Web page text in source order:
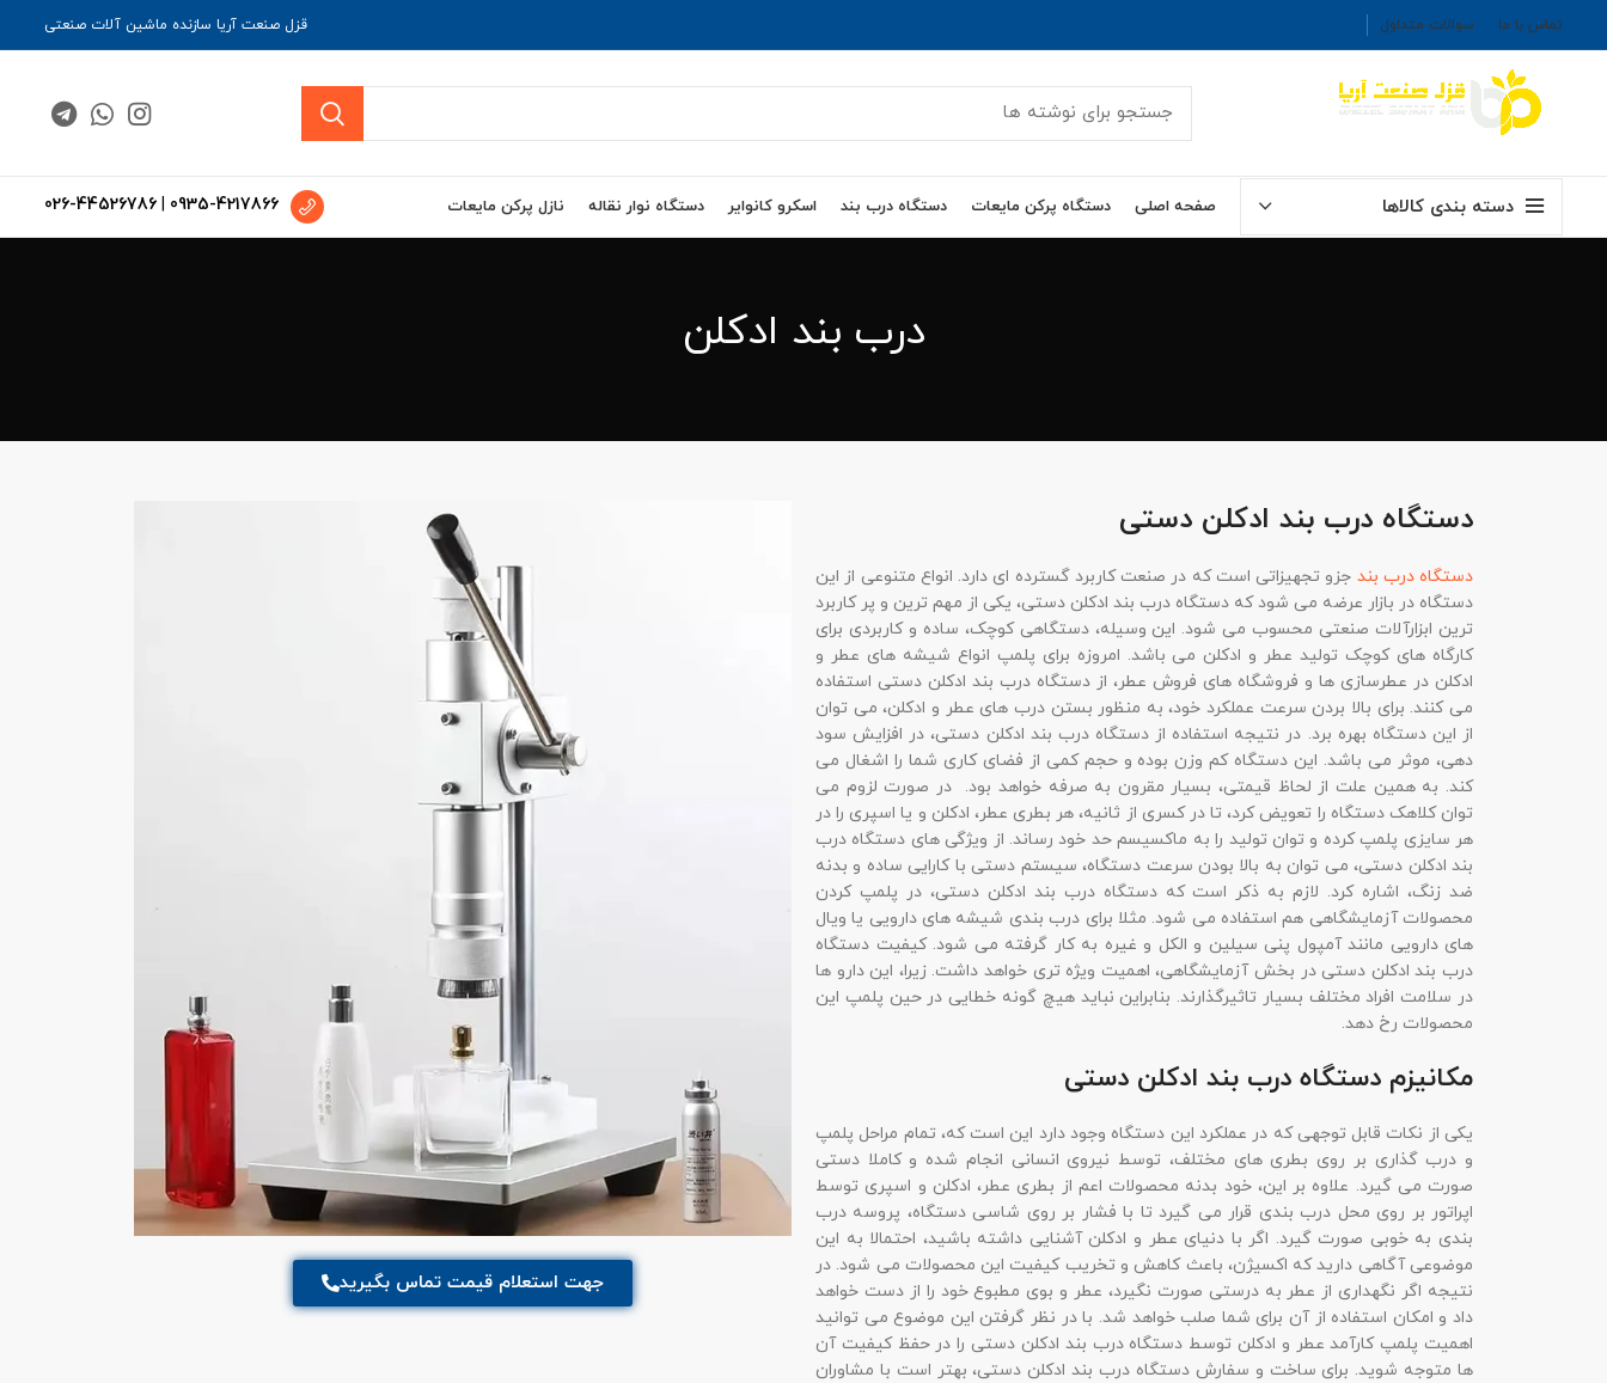
تماس با ما سوالات متداول قزل صنعت آریا سازنده ماشین آلات صنعتی
دسته بندی کالاها صفحه اصلی دستگاه پرکن مایعات دستگاه درب بند اسکرو کانوایر دستگاه نوار نقاله نازل پرکن مایعات 0935-4217866
|
026-44526786
درب بند ادکلن
دستگاه درب بند ادکلن دستی
دستگاه درب بند جزو تجهیزاتی است که در صنعت کاربرد گسترده ای دارد. انواع متنوعی از این
دستگاه در بازار عرضه می شود که دستگاه درب بند ادکلن دستی، یکی از مهم ترین و پر کاربرد
ترین ابزارآلات صنعتی محسوب می شود. این وسیله، دستگاهی کوچک، ساده و کاربردی برای
کارگاه های کوچک تولید عطر و ادکلن می باشد. امروزه برای پلمپ انواع شیشه های عطر و
ادکلن در عطرسازی ها و فروشگاه های فروش عطر، از دستگاه درب بند ادکلن دستی استفاده
می کنند. برای بالا بردن سرعت عملکرد خود، به منظور بستن درب های عطر و ادکلن، می توان
از این دستگاه بهره برد. در نتیجه استفاده از دستگاه درب بند ادکلن دستی، در افزایش سود
دهی، موثر می باشد. این دستگاه کم وزن بوده و حجم کمی از فضای کاری شما را اشغال می
کند. به همین علت از لحاظ قیمتی، بسیار مقرون به صرفه خواهد بود. در صورت لزوم می
توان کلاهک دستگاه را تعویض کرد، تا در کسری از ثانیه، هر بطری عطر، ادکلن و یا اسپری را در
هر سایزی پلمپ کرده و توان تولید را به ماکسیسم حد خود رساند. از ویژگی های دستگاه درب
بند ادکلن دستی، می توان به بالا بودن سرعت دستگاه، سیستم دستی با کارایی ساده و بدنه
ضد زنگ، اشاره کرد. لازم به ذکر است که دستگاه درب بند ادکلن دستی، در پلمپ کردن
محصولات آزمایشگاهی هم استفاده می شود. مثلا برای درب بندی شیشه های دارویی یا ویال
های دارویی مانند آمپول پنی سیلین و الکل و غیره به کار گرفته می شود. کیفیت دستگاه
درب بند ادکلن دستی در بخش آزمایشگاهی، اهمیت ویژه تری خواهد داشت. زیرا، این دارو ها
در سلامت افراد مختلف بسیار تاثیرگذارند. بنابراین نباید هیچ گونه خطایی در حین پلمپ این
محصولات رخ دهد.
مکانیزم دستگاه درب بند ادکلن دستی
یکی از نکات قابل توجهی که در عملکرد این دستگاه وجود دارد این است که، تمام مراحل پلمپ
و درب گذاری بر روی بطری های مختلف، توسط نیروی انسانی انجام شده و کاملا دستی
صورت می گیرد. علاوه بر این، خود بدنه محصولات اعم از بطری عطر، ادکلن و اسپری توسط
اپراتور بر روی محل درب بندی قرار می گیرد تا با فشار بر روی شاسی دستگاه، پروسه درب
بندی به خوبی صورت گیرد. اگر با دنیای عطر و ادکلن آشنایی داشته باشید، احتمالا به این
موضوعی آگاهی دارید که اکسیژن، باعث کاهش و تخریب کیفیت این محصولات می شود. در
نتیجه اگر نگهداری از عطر به درستی صورت نگیرد، عطر و بوی مطبوع خود را از دست خواهد
داد و امکان استفاده از آن برای شما صلب خواهد شد. با در نظر گرفتن این موضوع می توانید
اهمیت پلمپ کارآمد عطر و ادکلن توسط دستگاه درب بند ادکلن دستی را در حفظ کیفیت آن
ها متوجه شوید. برای ساخت و سفارش دستگاه درب بند ادکلن دستی، بهتر است با مشاوران
جهت استعلام قیمت تماس بگیرید